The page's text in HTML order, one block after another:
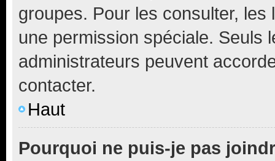
groupes. Pour les consulter,
une permission spéciale. Seuls
administrateurs peuvent
contacter.
Haut
Pourquoi ne puis-je pas